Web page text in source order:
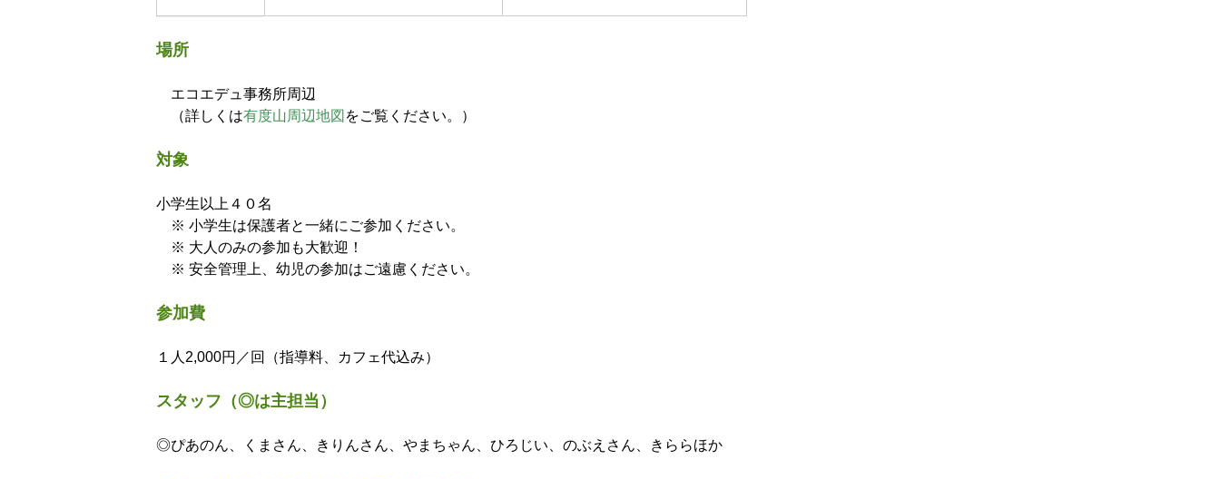
場所
エコエデュ事務所周辺
（詳しくは有度山周辺地図 をご覧ください。）
対象
小学生以上４０名
※ 小学生は保護者と一緒にご参加ください。
※ 大人のみの参加も大歓迎！
※ 安全管理上、幼児の参加はご遠慮ください。
参加費
１人2,000円／回（指導料、カフェ代込み）
スタッフ（◎は主担当）
◎ぴあのん、くまさん、きりんさん、やまちゃん、ひろじい、のぶえさん、きららほか